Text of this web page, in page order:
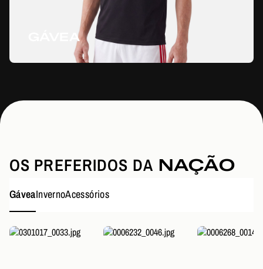
GÁVEA
OS PREFERIDOS DA NAÇÃO
GáveaInvernoAcessórios